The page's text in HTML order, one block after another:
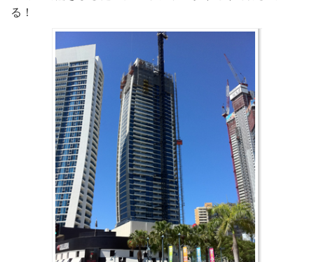
る！